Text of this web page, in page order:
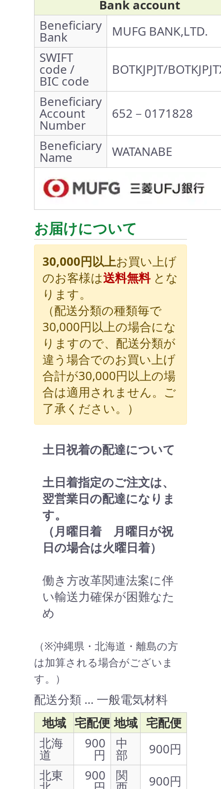
Bank account
Beneficiary
Bank
MUFG BANK,LTD.
SWIFT
code /
BIC code
BOTKJPJT/
Beneficiary
Account
Number
652－0171828
Beneficiary
Name WATANABE
お届けについて
30,000円以上お買い上げ
のお客様は送料無料とな
ります。
（配送分類の種類毎で
30,000円以上の場合にな
りますので、配送分類が
違う場合でのお買い上げ
合計が30,000円以上の場
合は適用されません。ご
了承ください。）
土日祝着の配達について
土日着指定のご注文は、
翌営業日の配達になりま
す。
（月曜日着 月曜日が祝
日の場合は火曜日着）
働き方改革関連法案に伴
い輸送力確保が困難なた
め
（※沖縄県・北海道・離島の方
は加算される場合がございま
す。）
配送分類 … 一般電気材料
地域 宅配便 地域 宅配便
北海
道
900
円
中
部
900円
北東
900 関 900円